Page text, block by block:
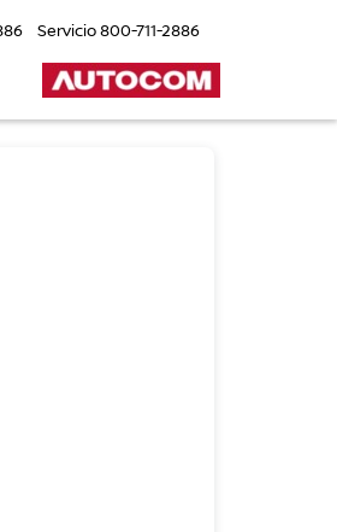
Servicio800-711-2886